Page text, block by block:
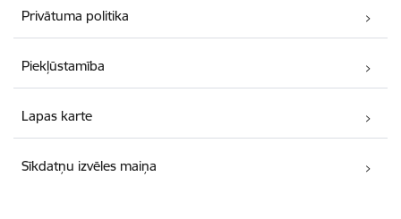
Privātuma politika
Piekļūstamība
Lapas karte
Sīkdatņu izvēles maiņa